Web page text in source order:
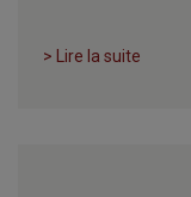
> Lire la suite